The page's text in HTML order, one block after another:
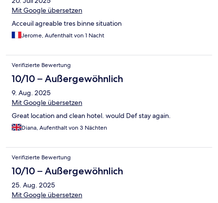
Mit Google übersetzen
Acceuil agreable tres binne situation
Jerome, Aufenthalt von 1 Nacht
Verifizierte Bewertung
10/10 – Außergewöhnlich
9. Aug. 2025
Mit Google übersetzen
Great location and clean hotel. would Def stay again.
Diana, Aufenthalt von 3 Nächten
Verifizierte Bewertung
10/10 – Außergewöhnlich
25. Aug. 2025
Mit Google übersetzen